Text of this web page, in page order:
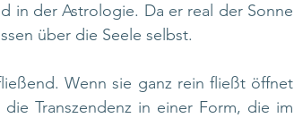
in der Astrologie. Da er real der Sonne
über die Seele selbst.
Wenn sie ganz rein fließt öffnet
Transzendenz in einer Form, die im